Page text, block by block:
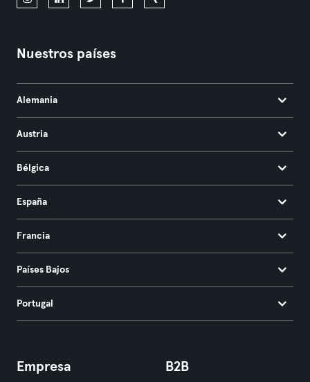
Nuestros países
Alemania
Austria
Bélgica
España
Francia
Países Bajos
Portugal
Empresa B2B